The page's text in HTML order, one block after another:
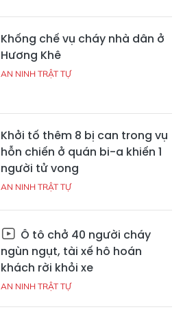
Khống chế vụ cháy nhà dân ở
Hương Khê
AN NINH TRẬT TỰ
Khởi tố thêm 8 bị can trong vụ
hỗn chiến ở quán bi-a khiến 1
người tử vong
AN NINH TRẬT TỰ
Ô tô chở 40 người cháy
ngùn ngụt, tài xế hô hoán
khách rời khỏi xe
AN NINH TRẬT TỰ